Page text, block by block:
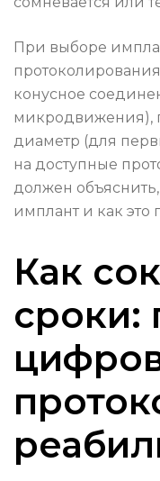
При выборе
конусное
микродвижения),
диаметр (для
на доступные
должен
имплант и как это
Как
сроки: